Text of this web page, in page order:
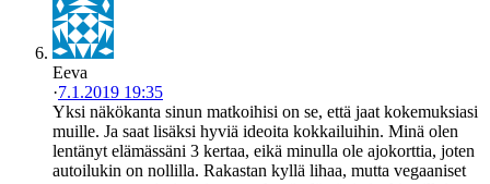
Eeva
·7.1.2019 19:35
Yksi näkökanta sinun matkoihisi on se, että jaat kokemuksiasi
muille. Ja saat lisäksi hyviä ideoita kokkailuihin. Minä olen
lentänyt elämässäni 3 kertaa, eikä minulla ole ajokorttia, joten
autoilukin on nollilla. Rakastan kyllä lihaa, mutta vegaaniset